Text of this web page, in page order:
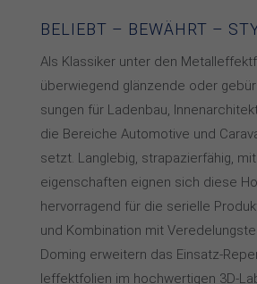
BELIEBT – BEWÄHRT –
Als Klassiker un­ter den
über­wie­gend glän­zen­de oder
sun­gen für La­den­bau,
die Be­rei­che Auto­mo­ti­ve und
setzt. Lang­lebig, stra­pa­zier­fä­hig,
eigen­schaf­ten eig­nen sich die­se
her­vor­ra­gend für die se­riel­le
und Kom­bi­na­tion mit
Do­ming er­wei­tern das Ein­satz-
lef­fekt­fo­lien im hoch­wer­ti­gen 3D-